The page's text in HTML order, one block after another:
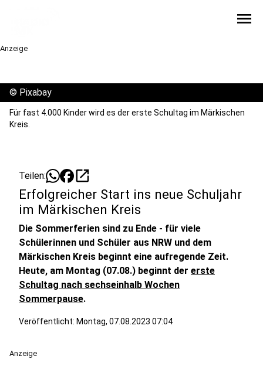
menu
Anzeige
© Pixabay
Für fast 4.000 Kinder wird es der erste Schultag im Märkischen
Kreis.
Teilen: open_in_new
Erfolgreicher Start ins neue Schuljahr
im Märkischen Kreis
Die Sommerferien sind zu Ende - für viele
Schülerinnen und Schüler aus NRW und dem
Märkischen Kreis beginnt eine aufregende Zeit.
Heute, am Montag (07.08.) beginnt der erste
Schultag nach sechseinhalb Wochen
Sommerpause.
Veröffentlicht: Montag, 07.08.2023 07:04
Anzeige